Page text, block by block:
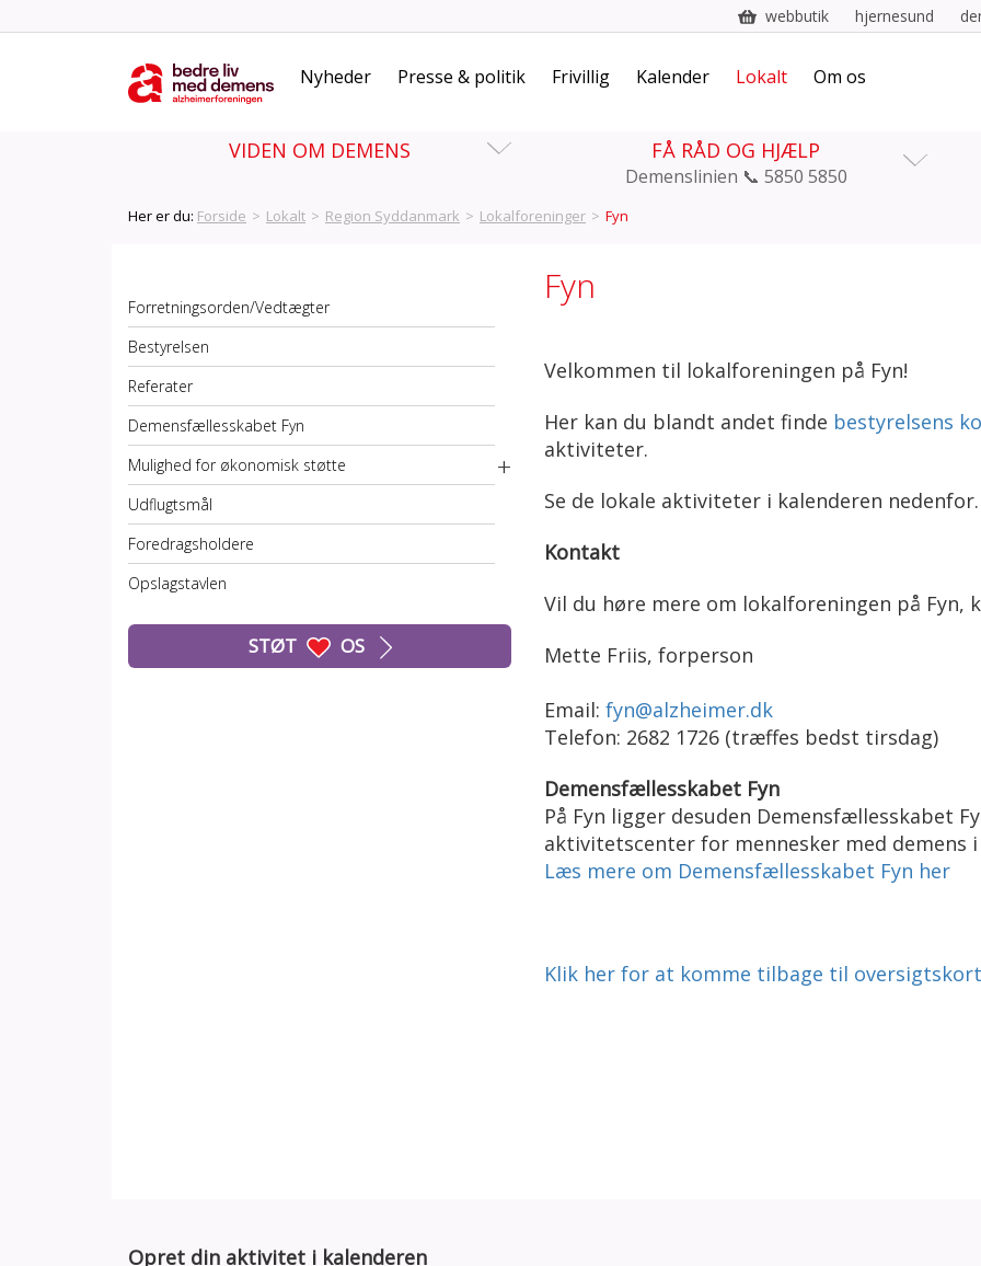
webbutik hjernesund
Nyheder Presse & politik Frivillig Kalender Lokalt Om os
VIDEN OM DEMENS FÅ RÅD OG HJÆLP
Demenslinien 📞 5850 5850
Her er du: Forside > Lokalt > Region Syddanmark > Lokalforeninger > Fyn
Forretningsorden/Vedtægter
Bestyrelsen
Referater
Demensfællesskabet Fyn
Mulighed for økonomisk støtte
+
Udflugtsmål
Foredragsholdere
Opslagstavlen
STØT OS
Fyn
Velkommen til lokalforeningen på Fyn!
Her kan du blandt andet finde bestyrelsens
aktiviteter.
Se de lokale aktiviteter i kalenderen nedenfor.
Kontakt
Vil du høre mere om lokalforeningen på Fyn,
Mette Friis, forperson
Email: fyn@alzheimer.dk
Telefon: 2682 1726 (træffes bedst tirsdag)
Demensfællesskabet Fyn
På Fyn ligger desuden Demensfællesskabet
aktivitetscenter for mennesker med demens
Læs mere om Demensfællesskabet Fyn her
Klik her for at komme tilbage til
Opret din aktivitet i kalenderen